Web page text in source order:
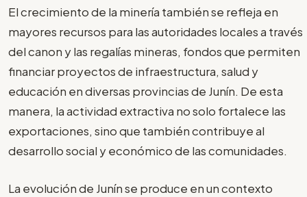
El crecimiento de la minería también se refleja en
mayores recursos para las autoridades locales a través
del canon y las regalías mineras, fondos que permiten
financiar proyectos de infraestructura, salud y
educación en diversas provincias de Junín. De esta
manera, la actividad extractiva no solo fortalece las
exportaciones, sino que también contribuye al
desarrollo social y económico de las comunidades.
La evolución de Junín se produce en un contexto